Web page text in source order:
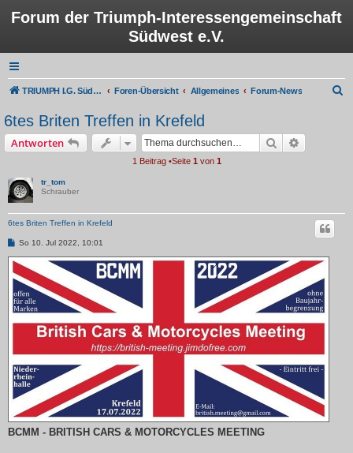
Forum der Triumph-Interessengemeinschaft
Südwest e.V.
TRIUMPH I.G. Südwest e.V. Foren-Übersicht Allgemeines Forum-News
6tes Briten Treffen in Krefeld
Antworten Suche
1 Beitrag •Seite 1 von 1
tr_tom
Schrauber
6tes Briten Treffen in Krefeld
B
i
r
a
g
So 10. Jul 2022, 10:01
BCMM - BRITISH CARS & MOTORCYCLES MEETING